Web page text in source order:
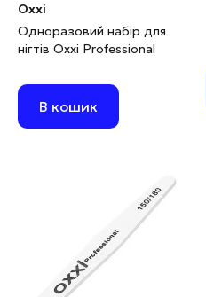
Oxxi
Одноразовий набір для
нігтів Oxxi Professional
В кошик